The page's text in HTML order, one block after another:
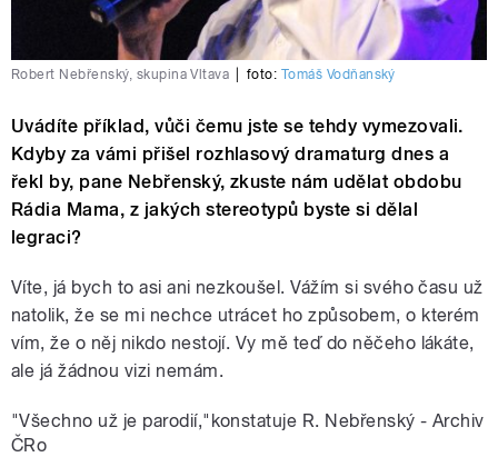
Robert Nebřenský, skupina Vltava foto: Tomáš Vodňanský
Uvádíte příklad, vůči čemu jste se tehdy vymezovali.
Kdyby za vámi přišel rozhlasový dramaturg dnes a
řekl by, pane Nebřenský, zkuste nám udělat obdobu
Rádia Mama, z jakých stereotypů byste si dělal
legraci?
Víte, já bych to asi ani nezkoušel. Vážím si svého času už
natolik, že se mi nechce utrácet ho způsobem, o kterém
vím, že o něj nikdo nestojí. Vy mě teď do něčeho lákáte,
ale já žádnou vizi nemám.
"Všechno už je parodií,"konstatuje R. Nebřenský - Archiv
ČRo